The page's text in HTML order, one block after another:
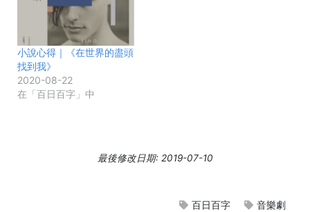
小說心得｜《在世界的盡頭
找到我》
2020-08-22
在「百日百字」中
最後修改日期: 2019-07-10
百日百字 音樂劇